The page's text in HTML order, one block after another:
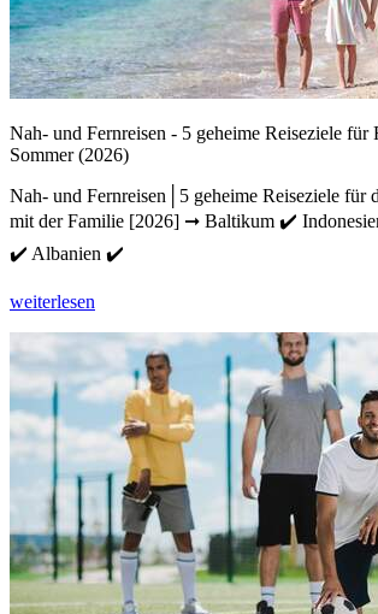
Nah- und Fernreisen - 5 geheime Reiseziele für
Sommer (2026)
Nah- und Fernreisen│5 geheime Reiseziele für
mit der Familie [2026] ➞ Baltikum ✔️
✔️ Albanien ✔️
weiterlesen